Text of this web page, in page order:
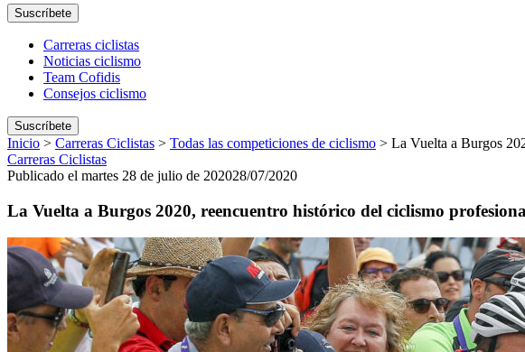
Suscríbete
Carreras ciclistas
Noticias ciclismo
Team Cofidis
Consejos ciclismo
Suscríbete
Inicio > Carreras Ciclistas > Todas las competiciones de ciclismo > La Vuelta a Burgos
Carreras Ciclistas
Publicado el martes 28 de julio de 202028/07/2020
La Vuelta a Burgos 2020, reencuentro histórico del ciclismo